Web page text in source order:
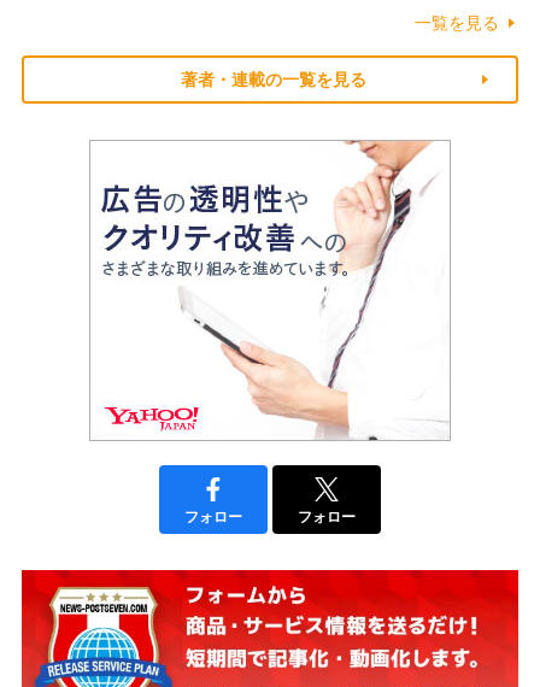
一覧を見る
著者・連載の一覧を見る
フォロー フォロー